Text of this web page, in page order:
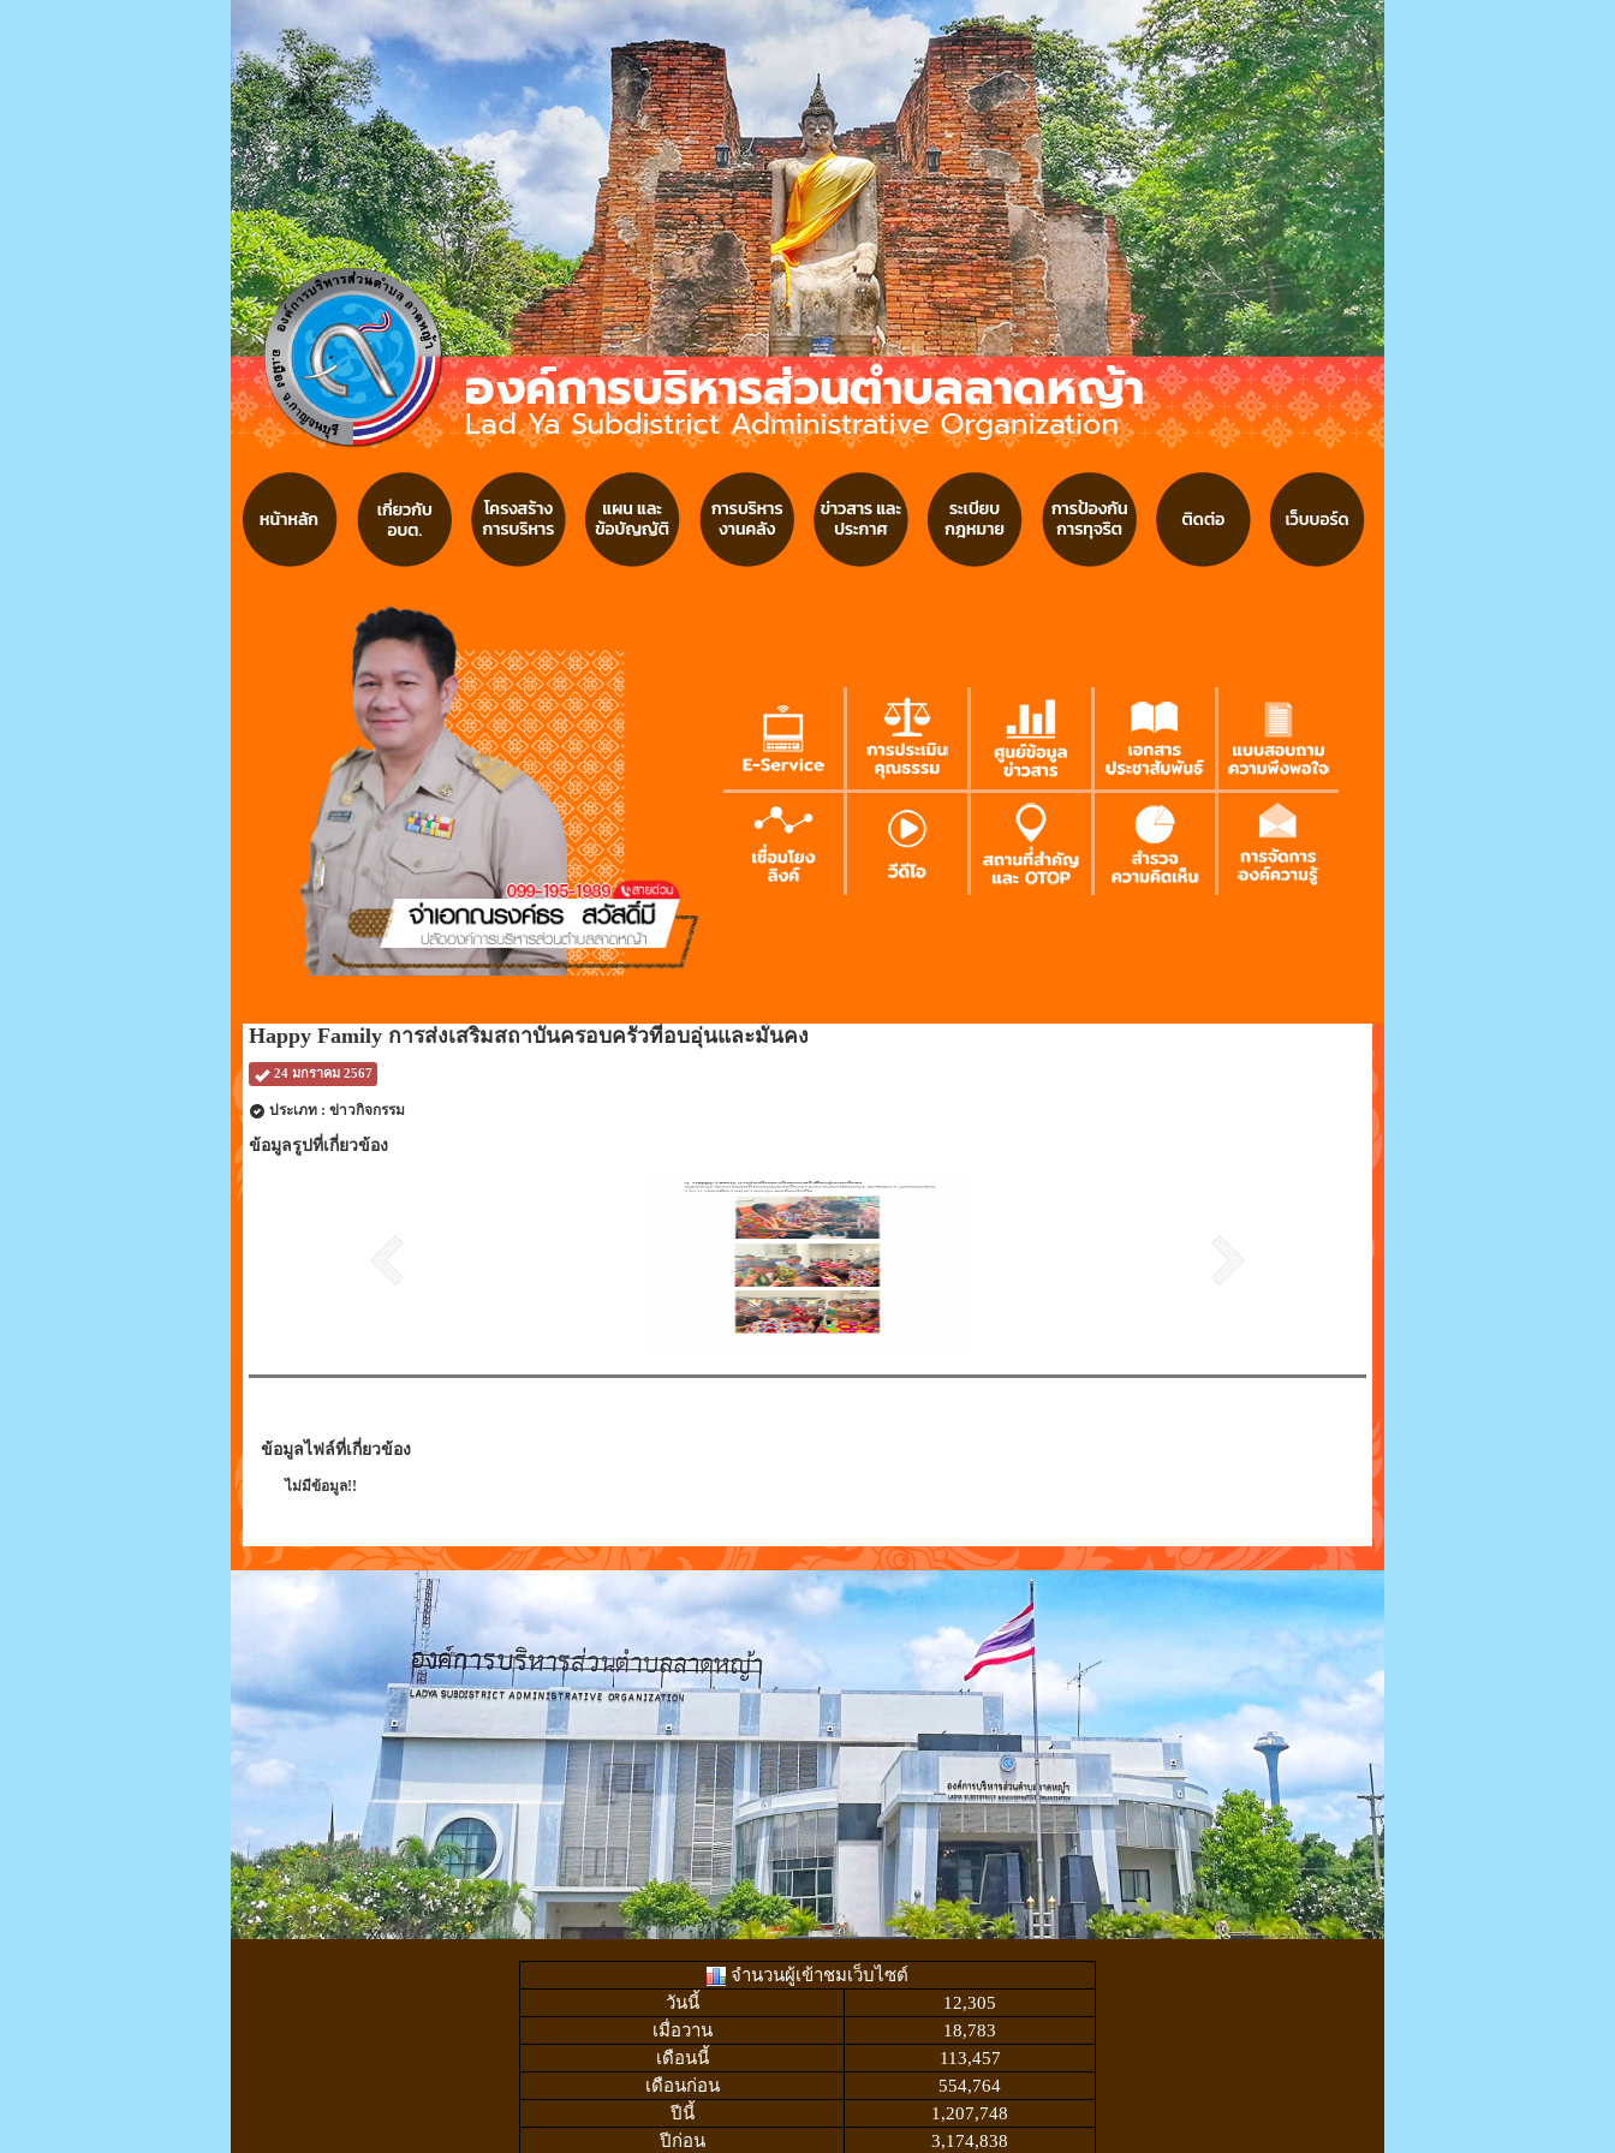
Happy Family การส่งเสริมสถาบันครอบครัวที่อบอุ่นและมั่นคง
24 มกราคม 2567
ประเภท : ข่าวกิจกรรม
ข้อมูลรูปที่เกี่ยวข้อง
ข้อมูลไฟล์ที่เกี่ยวข้อง
ไม่มีข้อมูล!!
จำนวนผู้เข้าชมเว็บไซต์
วันนี้
12,305
เมื่อวาน
18,783
เดือนนี้
113,457
เดือนก่อน
554,764
ปีนี้
1,207,748
ปีก่อน
3,174,838